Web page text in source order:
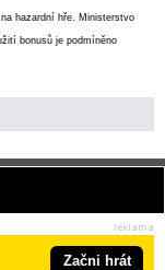
hazardní hře. Ministerstvo
bonusů je podmíněno
Začni hrát